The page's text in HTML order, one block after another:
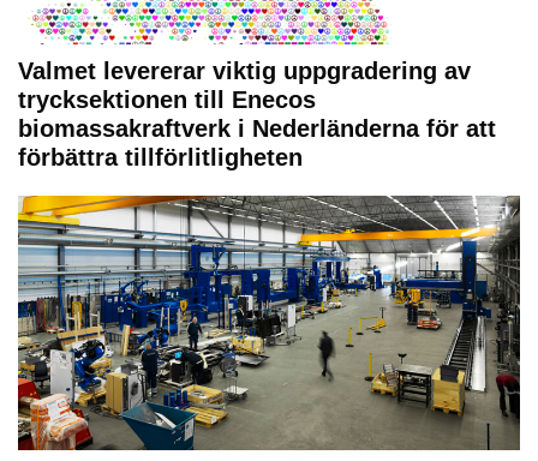
Valmet levererar viktig uppgradering av
trycksektionen till Enecos
biomassakraftverk i Nederländerna för att
förbättra tillförlitligheten